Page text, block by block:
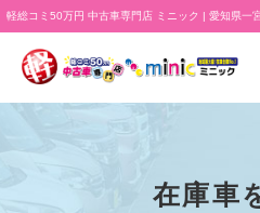
軽総コミ50万円 中古車専門店 ミニック | 愛知県一
在庫車